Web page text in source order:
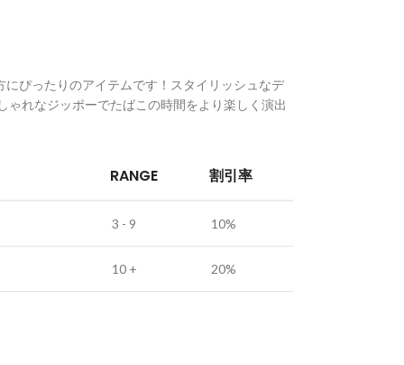
ぴったりのアイテムです！スタイリッシュなデ
れなジッポーでたばこの時間をより楽しく演出
RANGE 割引率
3 - 9 10%
10 + 20%